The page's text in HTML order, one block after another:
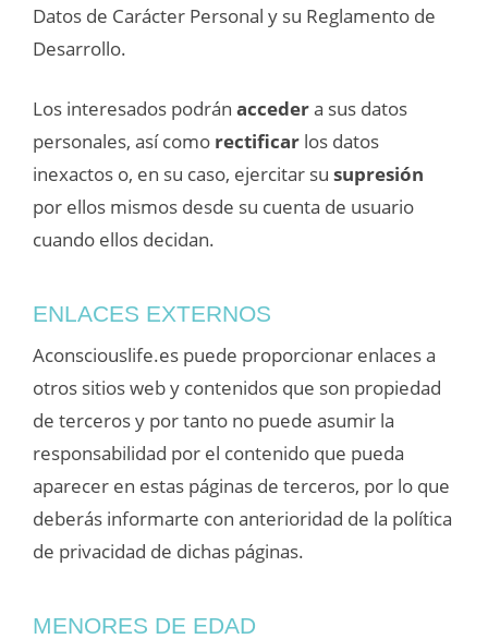
Datos de Carácter Personal y su Reglamento de
Desarrollo.
Los interesados podrán accedera sus datos
personales, así como rectificar los datos
inexactos o, en su caso, ejercitar su supresión
por ellos mismos desde su cuenta de usuario
cuando ellos decidan.
ENLACES EXTERNOS
Aconsciouslife.es puede proporcionar enlaces a
otros sitios web y contenidos que son propiedad
de terceros y por tanto no puede asumir la
responsabilidad por el contenido que pueda
aparecer en estas páginas de terceros, por lo que
deberás informarte con anterioridad de la política
de privacidad de dichas páginas.
MENORES DE EDAD